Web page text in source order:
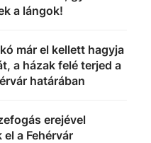
a lángok!
már el kellett hagyja
a házak felé terjed a
határában
erejével
a Fehérvár